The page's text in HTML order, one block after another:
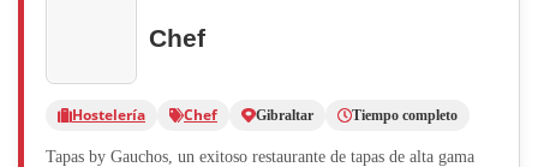
Chef
Hostelería Chef Gibraltar Tiempo completo
Tapas by Gauchos, un exitoso restaurante de tapas de alta gama